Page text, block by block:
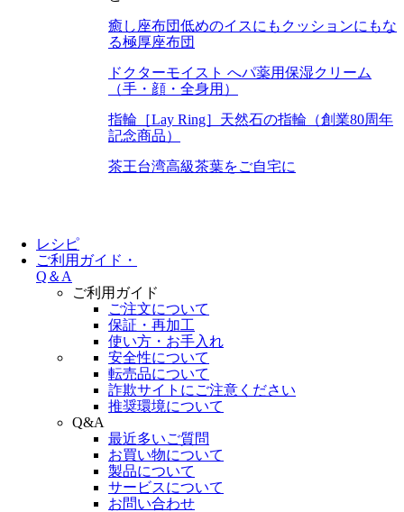
癒し座布団低めのイスにもクッションにもな
る極厚座布団
ドクターモイスト へパ薬用保湿クリーム
（手・顔・全身用）
指輪［Lay Ring］ 天然石の指輪（創業80周年
記念商品）
茶王台湾高級茶葉をご自宅に
レシピ
ご利用ガイド・
Q＆A
ご利用ガイド
ご注文について
保証・再加工
使い方・お手入れ
安全性について
転売品について
詐欺サイトにご注意ください
推奨環境について
Q&A
最近多いご質問
お買い物について
製品について
サービスについて
お問い合わせ